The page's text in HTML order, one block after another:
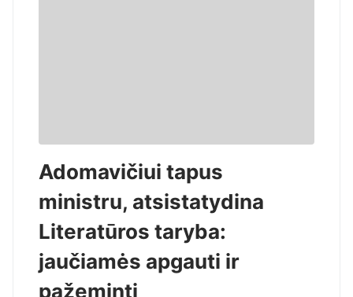
Adomavičiui tapus
ministru, atsistatydina
Literatūros taryba:
jaučiamės apgauti ir
pažeminti